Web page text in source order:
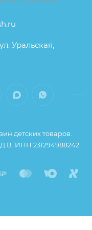
Уральская,
детских товаров.
ИНН 231294988242